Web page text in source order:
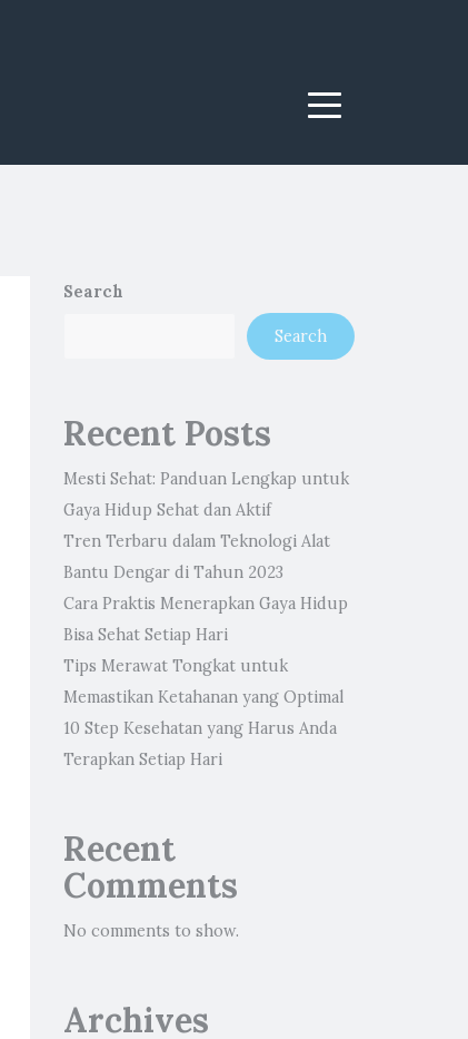
Menu
Search
Search
Recent Posts
Mesti Sehat: Panduan Lengkap untuk
Gaya Hidup Sehat dan Aktif
Tren Terbaru dalam Teknologi Alat
Bantu Dengar di Tahun 2023
Cara Praktis Menerapkan Gaya Hidup
Bisa Sehat Setiap Hari
Tips Merawat Tongkat untuk
Memastikan Ketahanan yang Optimal
10 Step Kesehatan yang Harus Anda
Terapkan Setiap Hari
Recent
Comments
No comments to show.
Archives